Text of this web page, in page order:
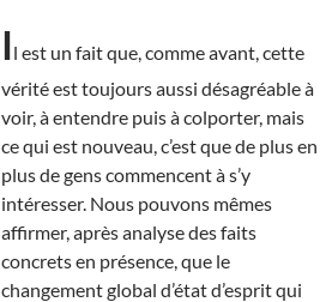
Il est un fait que, comme avant, cette
vérité est toujours aussi désagréable à
voir, à entendre puis à colporter, mais
ce qui est nouveau, c’est que de plus en
plus de gens commencent à s’y
intéresser. Nous pouvons mêmes
affirmer, après analyse des faits
concrets en présence, que le
changement global d’état d’esprit qui